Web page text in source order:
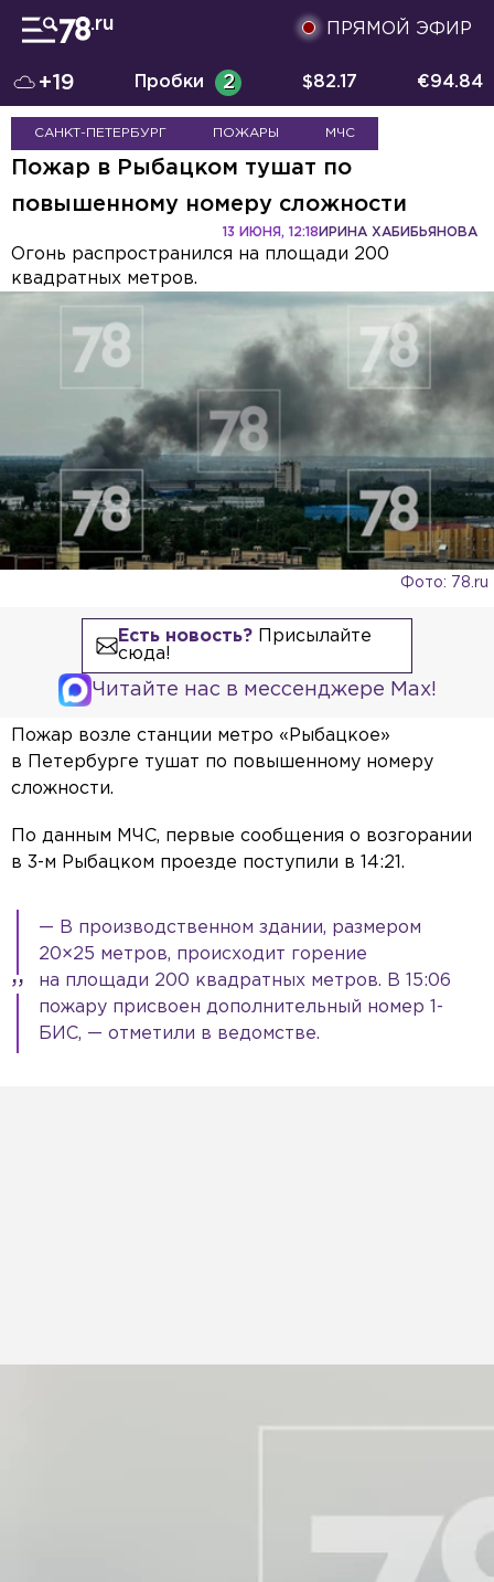
ПРЯМОЙ ЭФИР
+19 Пробки 2 $82.17 €94.84
САНКТ-ПЕТЕРБУРГ ПОЖАРЫ МЧС
Пожар в Рыбацком тушат по
повышенному номеру сложности
ИРИНА ХАБИБЬЯНОВА
13 ИЮНЯ, 12:18
Огонь распространился на площади 200
квадратных метров.
Фото: 78.ru
Есть новость?Присылайте
сюда!
Читайте нас в мессенджере Max!
Пожар возле станции метро «Рыбацкое»
в Петербурге тушат по повышенному номеру
сложности.
По данным МЧС, первые сообщения о возгорании
в 3-м Рыбацком проезде поступили в 14:21.
— В производственном здании, размером
20×25 метров, происходит горение
на площади 200 квадратных метров. В 15:06
пожару присвоен дополнительный номер 1-
БИС, — отметили в ведомстве.